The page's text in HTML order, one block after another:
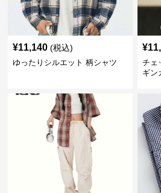
¥11,140 (税込)
ゆったりシルエット 柄シャツ
¥
チェ
ギン